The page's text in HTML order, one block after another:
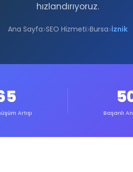
hızlandırıyoruz.
Ana Sayfa SEO Hizmeti Bursa İznik
Artışı Başarılı